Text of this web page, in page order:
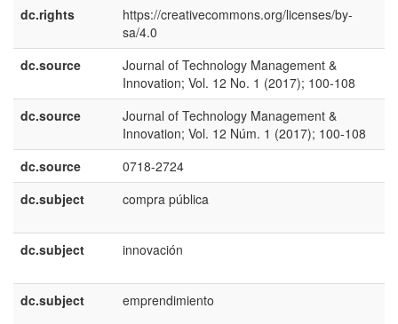
dc.rights
https://creativecommons.org/licenses/by-
sa/4.0
dc.source
Journal of Technology Management &
Innovation; Vol. 12 No. 1 (2017); 100-108
dc.source
Journal of Technology Management &
Innovation; Vol. 12 Núm. 1 (2017); 100-108
dc.source
0718-2724
dc.subject
compra pública
dc.subject
innovación
dc.subject
emprendimiento